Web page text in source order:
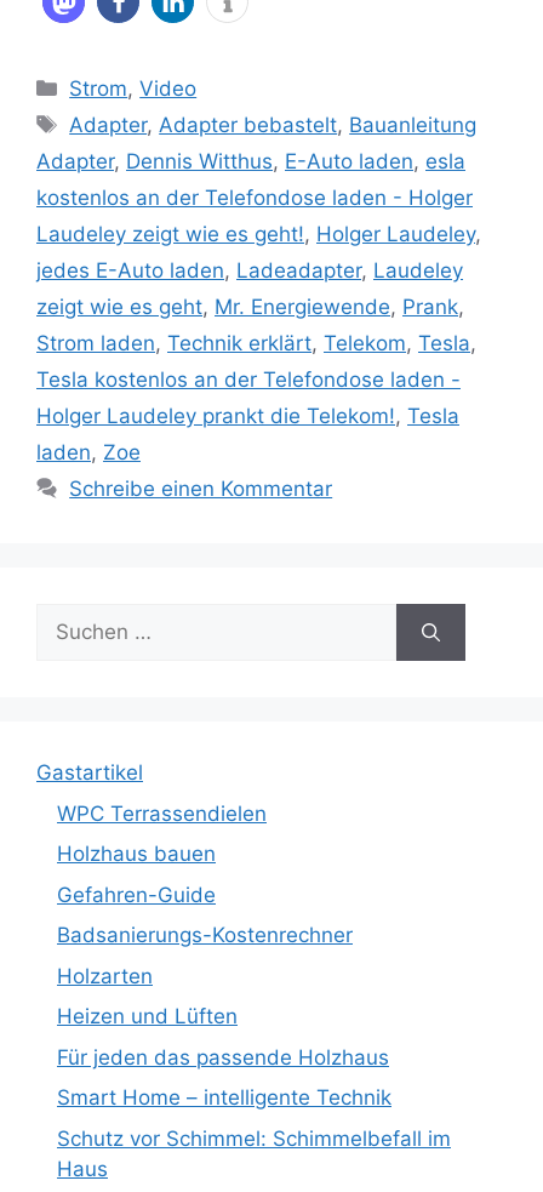
Kategorien
Strom,Video
Schlagwörter
Adapter,Adapter bebastelt, Bauanleitung
Adapter, Dennis Witthus, E-Auto laden, esla
kostenlos an der Telefondose laden - Holger
Laudeley zeigt wie es geht!, Holger Laudeley,
jedes E-Auto laden, Ladeadapter, Laudeley
zeigt wie es geht, Mr. Energiewende, Prank,
Strom laden, Technik erklärt, Telekom, Tesla,
Tesla kostenlos an der Telefondose laden -
Holger Laudeley prankt die Telekom!, Tesla
laden, Zoe
Schreibe einen Kommentar
Suche
nach:
Gastartikel
WPC Terrassendielen
Holzhaus bauen
Gefahren-Guide
Badsanierungs-Kostenrechner
Holzarten
Heizen und Lüften
Für jeden das passende Holzhaus
Smart Home – intelligente Technik
Schutz vor Schimmel: Schimmelbefall im
Haus